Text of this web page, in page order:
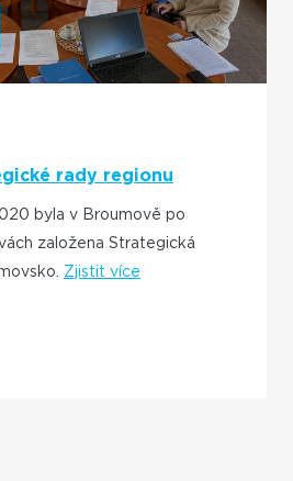
rady regionu
byla v Broumově po
založena Strategická
Zjistit více